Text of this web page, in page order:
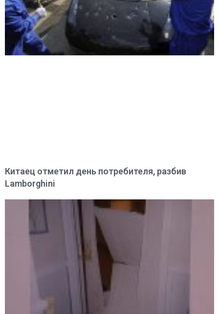
Китаец отметил день потребителя, разбив
Lamborghini